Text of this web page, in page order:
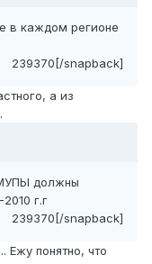
в каждом регионе
239370[/snapback]
а из
должны
г.г
239370[/snapback]
Ежу понятно, что